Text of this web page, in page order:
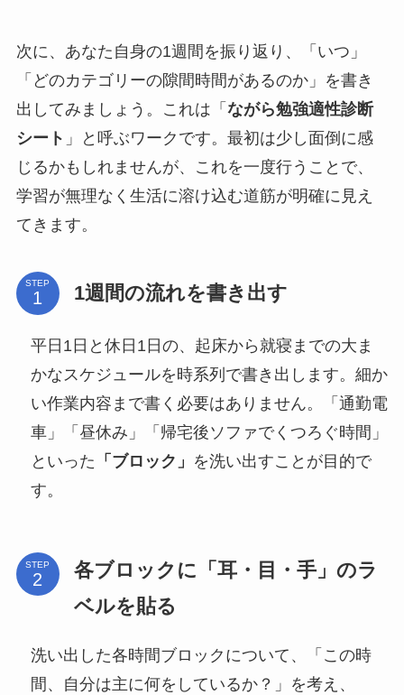
次に、あなた自身の1週間を振り返り、「いつ」
「どのカテゴリーの隙間時間があるのか」を書き
出してみましょう。これは「 ながら勉強適性診断
シート 」と呼ぶワークです。最初は少し面倒に感
じるかもしれませんが、これを一度行うことで、
学習が無理なく生活に溶け込む道筋が明確に見え
てきます。
STEP 1週間の流れを書き出す
平日1日と休日1日の、起床から就寝までの大ま
かなスケジュールを時系列で書き出します。細か
い作業内容まで書く必要はありません。「通勤電
車」「昼休み」「帰宅後ソファでくつろぐ時間」
といった 「ブロック」 を洗い出すことが目的で
す。
STEP
各ブロックに「耳・目・手」のラ
ベルを貼る
洗い出した各時間ブロックについて、「この時
間、自分は主に何をしているか？」を考え、